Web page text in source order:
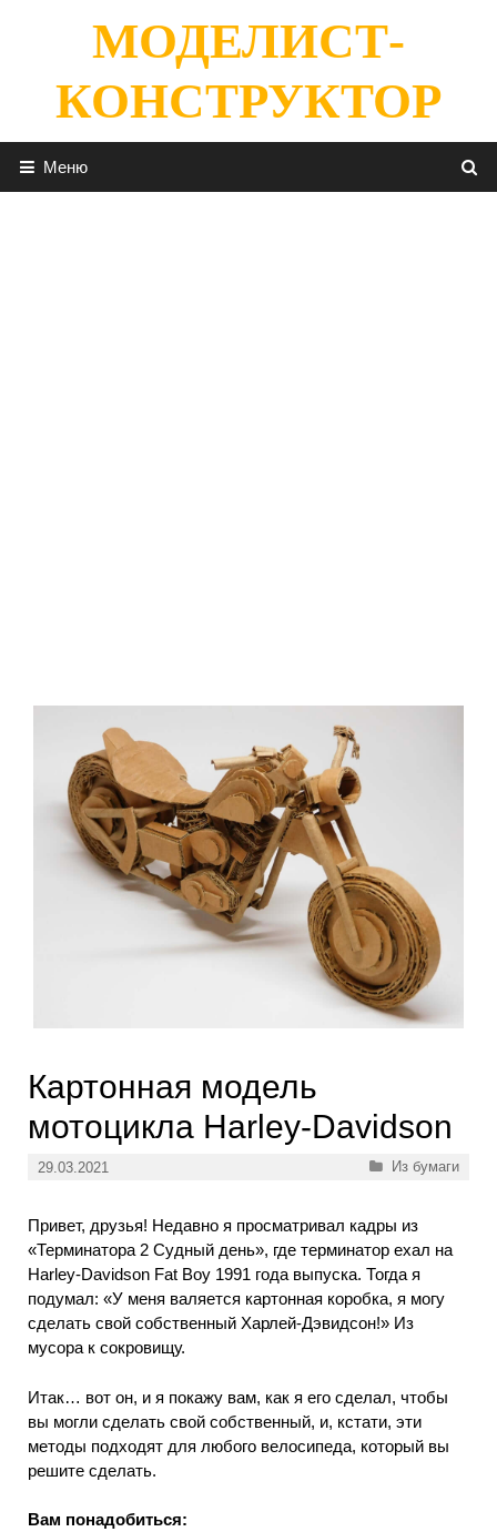
содержимомуМОДЕЛИСТ-
КОНСТРУКТОР
Меню
Картонная модель
мотоцикла Harley-Davidson
29.03.2021 Рубрики
Из бумаги
Привет, друзья! Недавно я просматривал кадры из
«Терминатора 2 Судный день», где терминатор ехал на
Harley-Davidson Fat Boy 1991 года выпуска. Тогда я
подумал: «У меня валяется картонная коробка, я могу
сделать свой собственный Харлей-Дэвидсон!» Из
мусора к сокровищу.
Итак… вот он, и я покажу вам, как я его сделал, чтобы
вы могли сделать свой собственный, и, кстати, эти
методы подходят для любого велосипеда, который вы
решите сделать.
Вам понадобиться: